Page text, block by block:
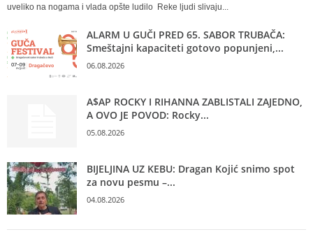
uveliko na nogama i vlada opšte ludilo Reke ljudi slivaju...
ALARM U GUČI PRED 65. SABOR TRUBAČA:
Smeštajni kapaciteti gotovo popunjeni,...
06.08.2026
A$AP ROCKY I RIHANNA ZABLISTALI ZAJEDNO,
A OVO JE POVOD: Rocky...
05.08.2026
BIJELJINA UZ KEBU: Dragan Kojić snimo spot
za novu pesmu –...
04.08.2026